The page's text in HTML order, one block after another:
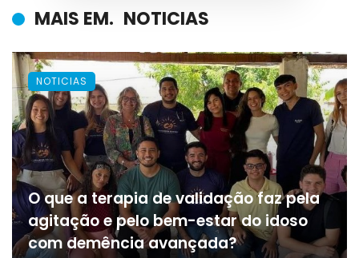
MAIS EM. NOTICIAS
O que a terapia de validação faz pela
agitação e pelo bem-estar do idoso
com demência avançada?
NOTICIAS